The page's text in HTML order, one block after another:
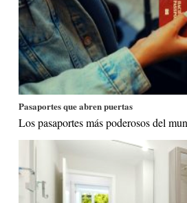
Pasaportes que abren puertas
Los pasaportes más poderosos del